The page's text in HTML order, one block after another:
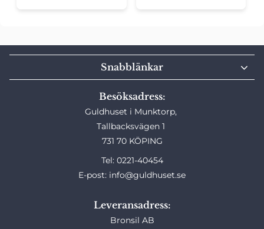
Besöksadress:
Guldhuset i Munktorp,
Tallbacksvägen 1
731 70 KÖPING
Tel: 0221-40454
E-post: info@guldhuset.se
Leveransadress:
Bronsil AB
Snabblänkar